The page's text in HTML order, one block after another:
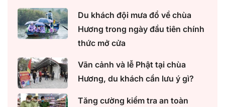
Du khách đội mưa đổ về chùa
Hương trong ngày đầu tiên chính
thức mở cửa
Vãn cảnh và lễ Phật tại chùa
Hương, du khách cần lưu ý gì?
Tăng cường kiểm tra an toàn